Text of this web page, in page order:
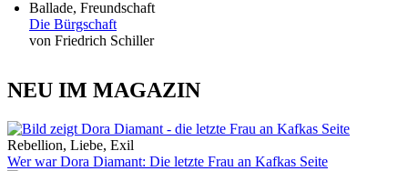
Ballade, Freundschaft
Die Bürgschaft
von Friedrich Schiller
NEU IM MAGAZIN
Rebellion, Liebe, Exil
Wer war Dora Diamant: Die letzte Frau an Kafkas Seite